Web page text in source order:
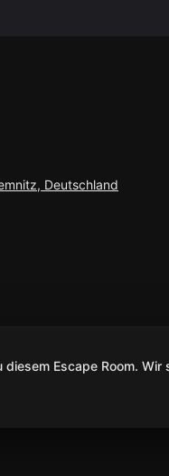
Deutschland
Escape Room.